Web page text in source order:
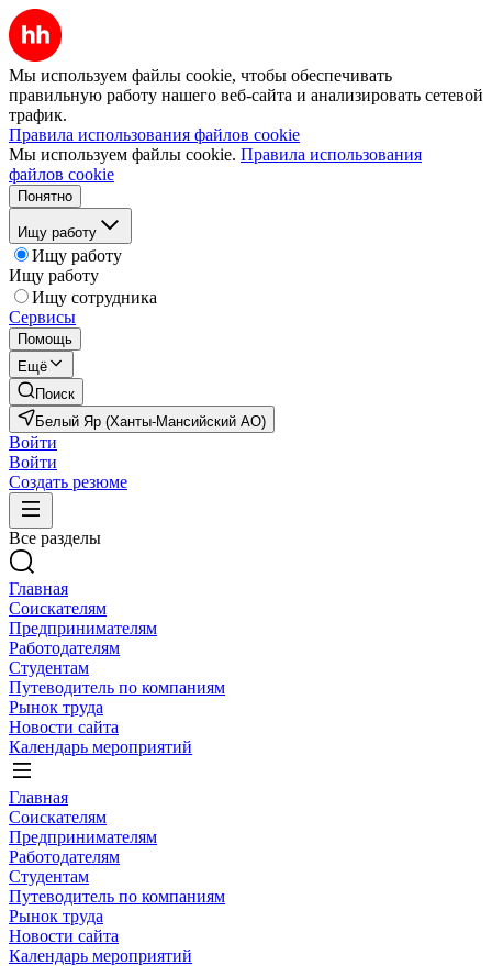
Мы используем файлы cookie, чтобы обеспечивать
правильную работу нашего веб-сайта и анализировать сетевой
трафик.
Правила использования файлов cookie
Мы используем файлы cookie. Правила использования
файлов cookie
Понятно
Ищу работу
Ищу работу
Ищу работу
Ищу сотрудника
Сервисы
Помощь
Ещё
Поиск
Белый Яр (Ханты-Мансийский АО)
Войти
Войти
Создать резюме
Все разделы
Главная
Соискателям
Предпринимателям
Работодателям
Студентам
Путеводитель по компаниям
Рынок труда
Новости сайта
Календарь мероприятий
Главная
Соискателям
Предпринимателям
Работодателям
Студентам
Путеводитель по компаниям
Рынок труда
Новости сайта
Календарь мероприятий